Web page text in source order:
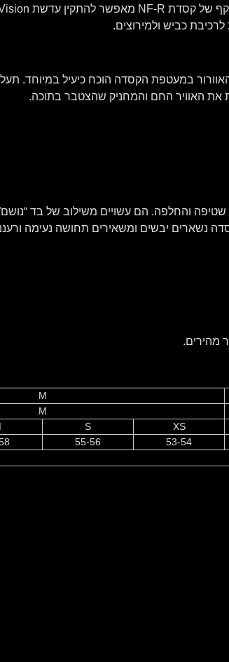
במעטפת הקסדה הוכח כיעיל במיוחד.
את האוויר החם והמחניק שהצטבר בתוכה.
נשארים יבשים ומשאירים תחושה נעימה
מהירים.
M
M
XS
S
53-54
55-56